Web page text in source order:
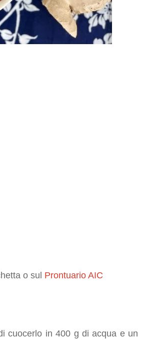
o sul Prontuario AIC
cuocerlo in 400 g di acqua e un